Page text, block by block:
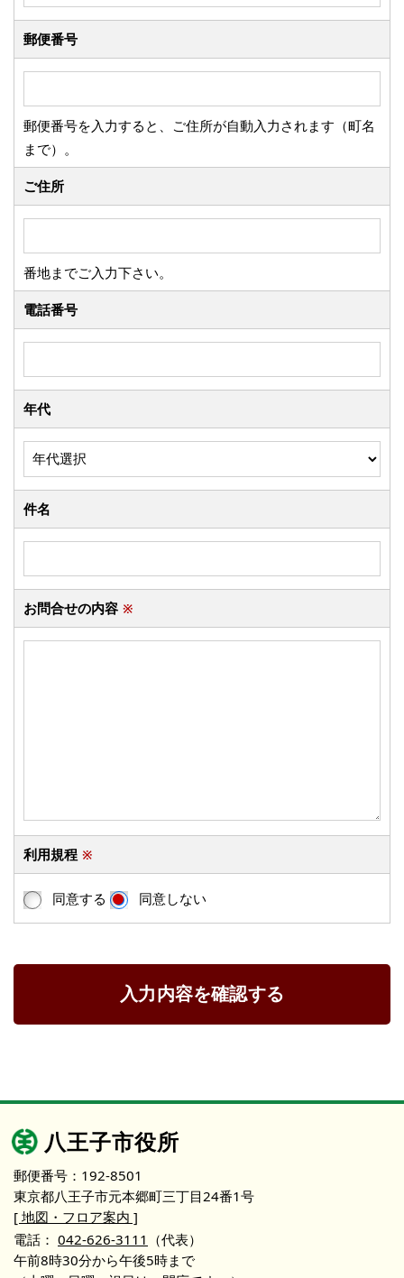
郵便番号
郵便番号を入力すると、ご住所が自動入力されます（町名
まで）。
ご住所
番地までご入力下さい。
電話番号
年代
件名
お問合せの内容 ※
利用規程 ※
同意する 同意しない
入力内容を確認する
八王子市役所
郵便番号：192-8501
東京都八王子市元本郷町三丁目24番1号
[ 地図・フロア案内 ]
電話： 042-626-3111 （代表）
午前8時30分から午後5時まで